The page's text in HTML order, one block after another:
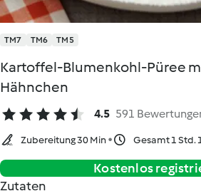
TM7 TM6 TM5
Kartoffel-Blumenkohl-Püree
Hähnchen
4.5 591
Zubereitung 30 Min Gesamt 1 Std.
Kostenlos
Zutaten